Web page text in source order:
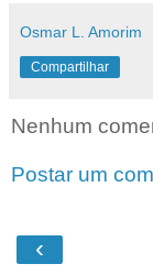
Osmar L. Amorim
Compartilhar
Nenhum
Postar um
‹